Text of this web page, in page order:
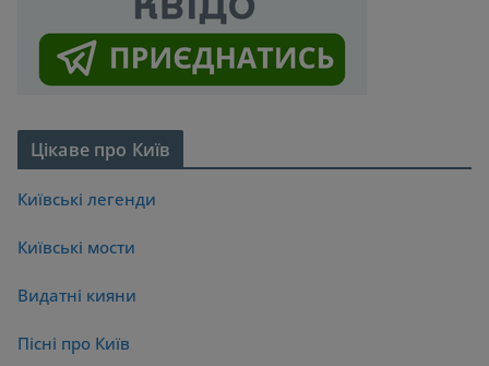
Цікаве про Київ
Київські легенди
Київські мости
Видатні кияни
Пісні про Київ